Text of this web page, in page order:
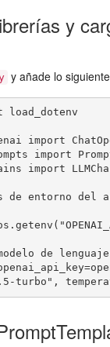
y
y añade lo
load_dotenv
import
import
import
de entorno del
de lenguaje
turbo",